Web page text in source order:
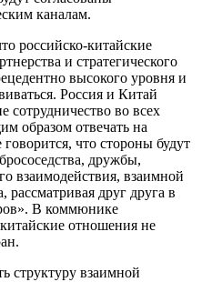
каналам.
российско-китайские
и стратегического
высокого уровня и
Россия и Китай
сотрудничество во всех
образом отвечать на
что стороны будут
дружбы,
взаимодействия, взаимной
друг друга в
В коммюнике
отношения не
структуру взаимной